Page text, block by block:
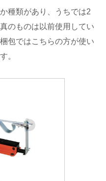
種類があり、うちでは2
のものは以前使用してい
包ではこちらの方が使い
。